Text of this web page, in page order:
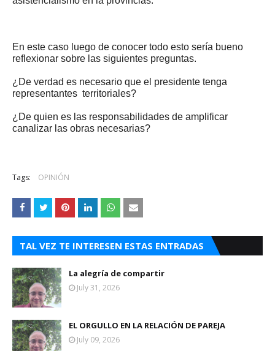
En este caso luego de conocer todo esto sería bueno
reflexionar sobre las siguientes preguntas.
¿De verdad es necesario que el presidente tenga
representantes territoriales?
¿De quien es las responsabilidades de amplificar
canalizar las obras necesarias?
Tags: OPINIÓN
TAL VEZ TE INTERESEN ESTAS ENTRADAS
La alegría de compartir
July 31, 2026
EL ORGULLO EN LA RELACIÓN DE PAREJA
July 09, 2026